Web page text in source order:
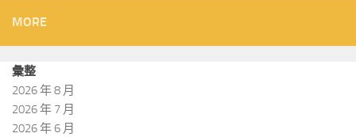
MORE
彙整
2026 年 8 月
2026 年 7 月
2026 年 6 月